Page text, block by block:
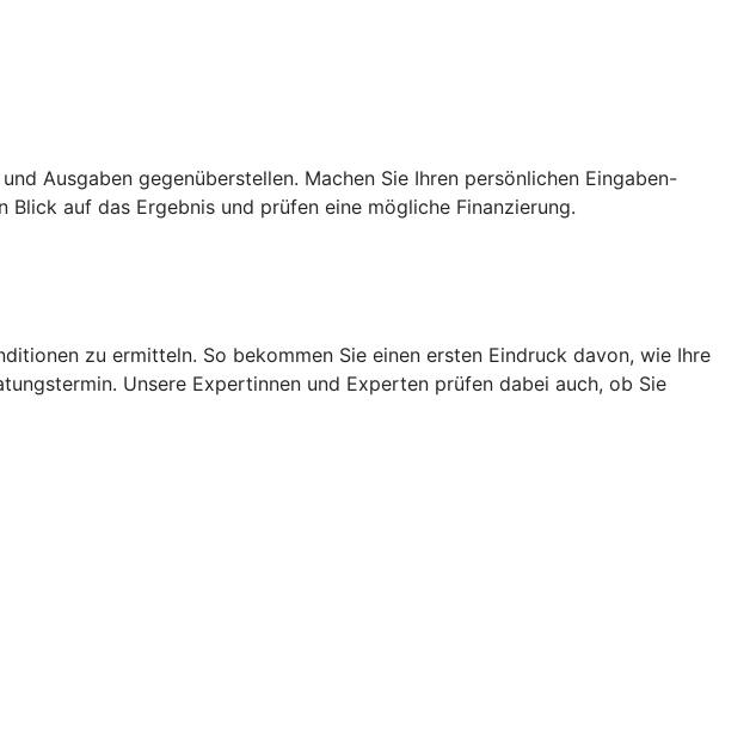
Ausgaben gegenüberstellen. Machen Sie Ihren persönlichen Eingaben-
auf das Ergebnis und prüfen eine mögliche Finanzierung.
zu ermitteln. So bekommen Sie einen ersten Eindruck davon, wie Ihre
Unsere Expertinnen und Experten prüfen dabei auch, ob Sie